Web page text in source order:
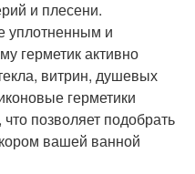
и плесени.
уплотненным и
герметик активно
витрин, душевых
герметики
позволяет подобрать
вашей ванной